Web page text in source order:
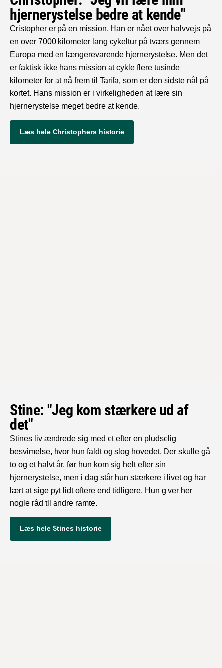
hjernerystelse bedre at kende"
Cristopher er på en mission. Han er nået over halvvejs på
en over 7000 kilometer lang cykeltur på tværs gennem
Europa med en længerevarende hjernerystelse. Men det
er faktisk ikke hans mission at cykle flere tusinde
kilometer for at nå frem til Tarifa, som er den sidste nål på
kortet. Hans mission er i virkeligheden at lære sin
hjernerystelse meget bedre at kende.
Læs hele Christophers historie
Stine: "Jeg kom stærkere ud af
det"
Stines liv ændrede sig med et efter en pludselig
besvimelse, hvor hun faldt og slog hovedet. Der skulle gå
to og et halvt år, før hun kom sig helt efter sin
hjernerystelse, men i dag står hun stærkere i livet og har
lært at sige pyt lidt oftere end tidligere. Hun giver her
nogle råd til andre ramte.
Læs hele Stines historie